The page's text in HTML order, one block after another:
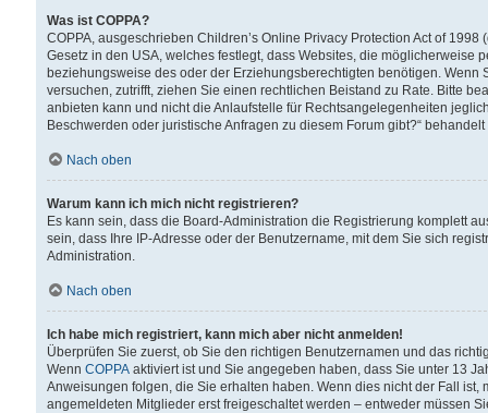
Was ist COPPA?
COPPA, ausgeschrieben Children’s Online Privacy Protection Act of
Gesetz in den USA, welches festlegt, dass Websites, die
beziehungsweise des oder der Erziehungsberechtigten benötigen.
versuchen, zutrifft, ziehen Sie einen rechtlichen Beistand zu Rate. Bitte
anbieten kann und nicht die Anlaufstelle für Rechtsangelegenheiten
Beschwerden oder juristische Anfragen zu diesem Forum gibt?“
Nach oben
Warum kann ich mich nicht registrieren?
Es kann sein, dass die Board-Administration die Registrierung komplett
sein, dass Ihre IP-Adresse oder der Benutzername, mit dem Sie sich
Administration.
Nach oben
Ich habe mich registriert, kann mich aber nicht anmelden!
Überprüfen Sie zuerst, ob Sie den richtigen Benutzernamen und das
Wenn COPPA aktiviert ist und Sie angegeben haben, dass Sie unter 13
Anweisungen folgen, die Sie erhalten haben. Wenn dies nicht der Fall
angemeldeten Mitglieder erst freigeschaltet werden – entweder müssen